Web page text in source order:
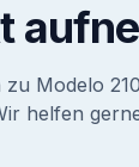
zu Modelo
helfen